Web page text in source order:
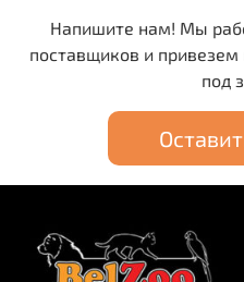
Напишите нам! Мы
поставщиков и
под